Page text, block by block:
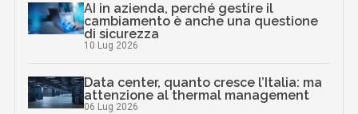
AI in azienda, perché gestire il
cambiamento è anche una questione
di sicurezza
10 Lug 2026
Data center, quanto cresce l’Italia: ma
attenzione al thermal management
06 Lug 2026